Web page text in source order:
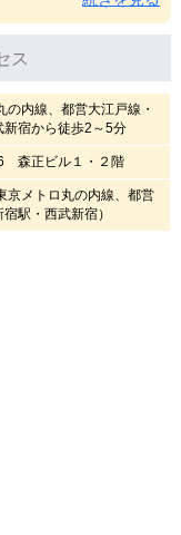
ス
内線、都営大江戸線・
宿から徒歩2～5分
森正ビル１・２階
京メトロ丸の内線、都営
駅・西武新宿）